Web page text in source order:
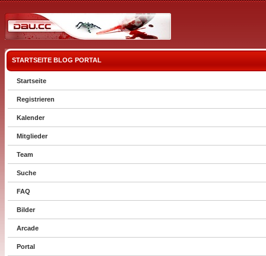
STARTSEITE BLOG PORTAL
Startseite
Registrieren
Kalender
Mitglieder
Team
Suche
FAQ
Bilder
Arcade
Portal